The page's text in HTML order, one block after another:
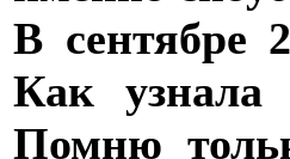
В сентябре
Как
Помню